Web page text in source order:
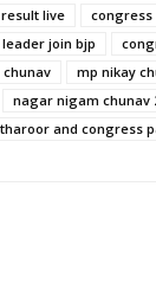
live congress
join bjp
mp nikay
nagar nigam chunav
and congress